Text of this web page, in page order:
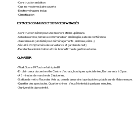
-Construction en béton
-Cuisine moderne à aire ouverte
-Électroménagers inclus
-Climatisation
ESPACES COMMUNS ET SERVICES PARTAGÉS
-Construction béton pour une insonorisation supérieure.
-Salle d'exercice, terrasse commune bien aménagée, salle de conférence.
-3 ascenseurs(un dédié pour déménagements, animaux,vélos..)
-Sécurité 24h(Caméra de surveillance et gardien de nuit)
-Excellente administration et très bonne firme de gestion externe.
QUARTIER
-Walk Score 99:Tout se fait à pied!!!!!
-En plein cœur du centre ville: Centre d'achats, boutiques spécialisées, Restaurants à 2 pas.
-A 5 minutes de marche de 2 épiceries.
-Station de métro Place des Arts au coin de la rue ainsi que la piste cyclable sur de Maisonneuve.
-Quartier des spectacles, Quartier chinois, Vieux Montréal à quelques minutes.
-3 universités à proximité.